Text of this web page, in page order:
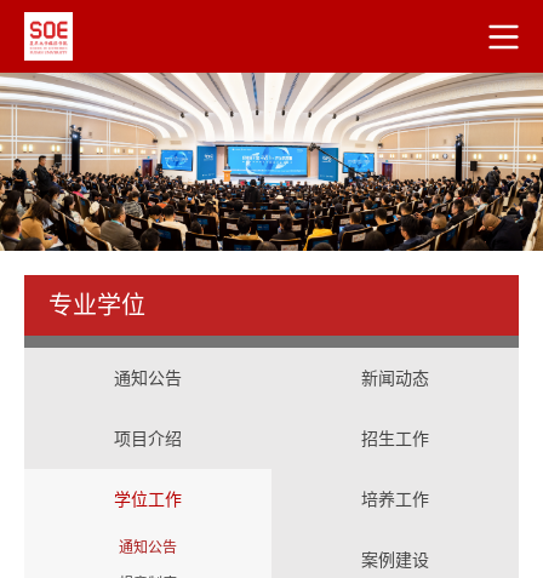
专业学位
通知公告 新闻动态
项目介绍 招生工作
学位工作
通知公告
培养工作
案例建设